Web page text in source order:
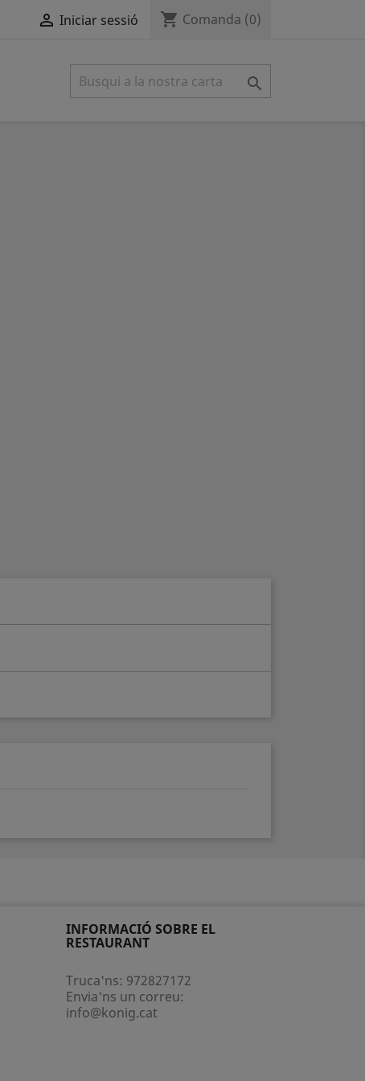
 Iniciar sessió shopping_cart Comanda (0)

INFORMACIÓ SOBRE EL
RESTAURANT
Truca'ns: 972827172
Envia'ns un correu:
info@konig.cat